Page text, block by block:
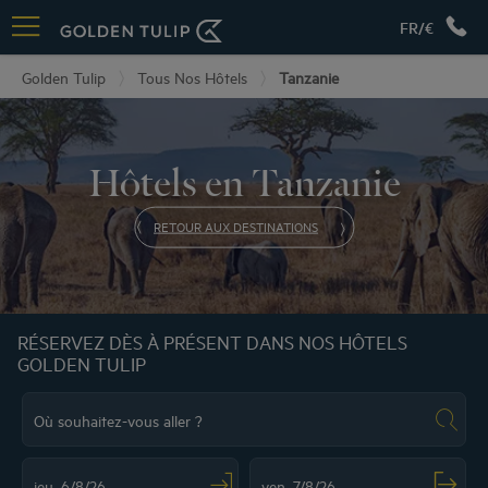
FR/€
Golden Tulip Tous Nos Hôtels Tanzanie
Hôtels en Tanzanie
RETOUR AUX DESTINATIONS
RÉSERVEZ DÈS À PRÉSENT DANS NOS HÔTELS
GOLDEN TULIP